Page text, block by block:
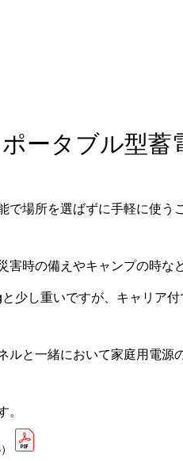
ポータブル型蓄
で場所を選ばずに手軽に使う
害時の備えやキャンプの時な
少し重いですが、キャリア付
ルと一緒において家庭用電源
。